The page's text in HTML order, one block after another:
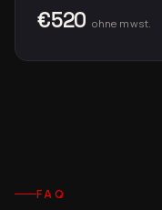
€520 ohne mwst.
FAQ